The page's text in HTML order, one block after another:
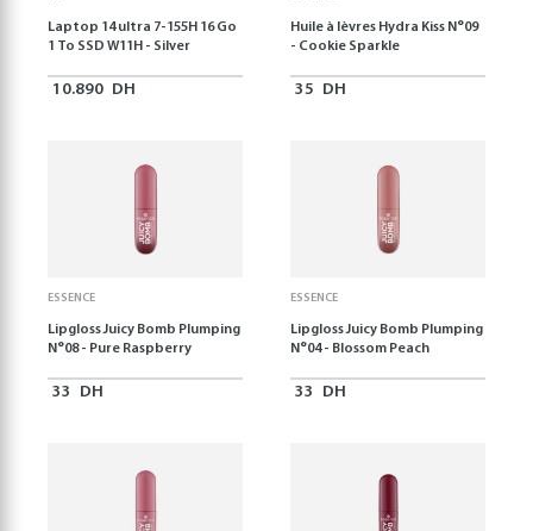
Laptop 14 ultra 7-155H 16 Go
1 To SSD W11H - Silver
10.890 DH
Huile à lèvres Hydra Kiss N°09
- Cookie Sparkle
35 DH
ESSENCE
Lipgloss Juicy Bomb Plumping
N°08 - Pure Raspberry
33 DH
ESSENCE
Lipgloss Juicy Bomb Plumping
N°04 - Blossom Peach
33 DH